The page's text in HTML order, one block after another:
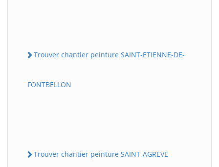
Trouver chantier peinture SAINT-ETIENNE-DE-
FONTBELLON
Trouver chantier peinture SAINT-AGREVE